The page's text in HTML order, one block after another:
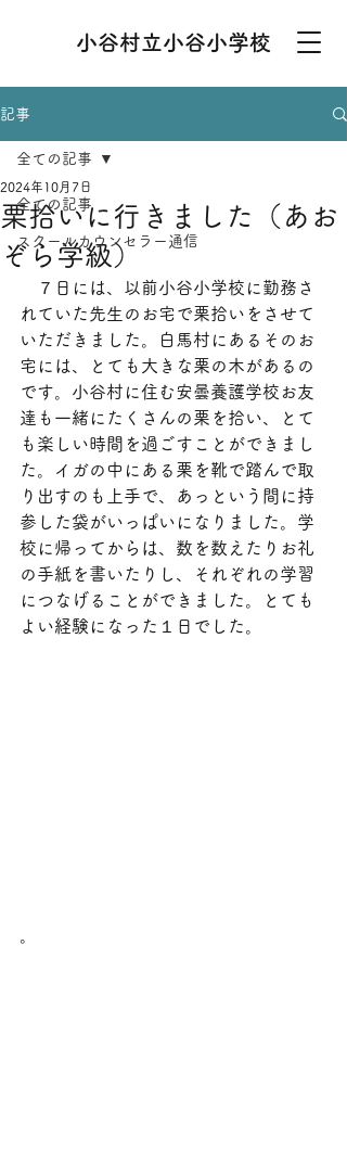
小谷村立小谷小学校
記事
全ての記事
スクールカウンセラー通信
全ての記事
栗拾いに行きました（あお
ぞら学級）
2024年10月7日
７日には、以前小谷小学校に勤務さ
れていた先生のお宅で栗拾いをさせて
いただきました。白馬村にあるそのお
宅には、とても大きな栗の木があるの
です。小谷村に住む安曇養護学校お友
達も一緒にたくさんの栗を拾い、とて
も楽しい時間を過ごすことができまし
た。イガの中にある栗を靴で踏んで取
り出すのも上手で、あっという間に持
参した袋がいっぱいになりました。学
校に帰ってからは、数を数えたりお礼
の手紙を書いたりし、それぞれの学習
につなげることができました。とても
よい経験になった１日でした。